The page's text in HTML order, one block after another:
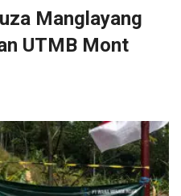
Manglayang
UTMB Mont